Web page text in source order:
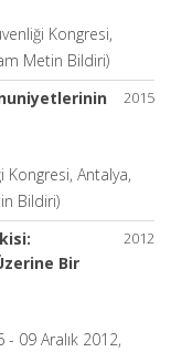
Kongresi,
Metin Bildiri)
2015
Kongresi, Antalya,
Bildiri)
2012
Bir
09 Aralık 2012,